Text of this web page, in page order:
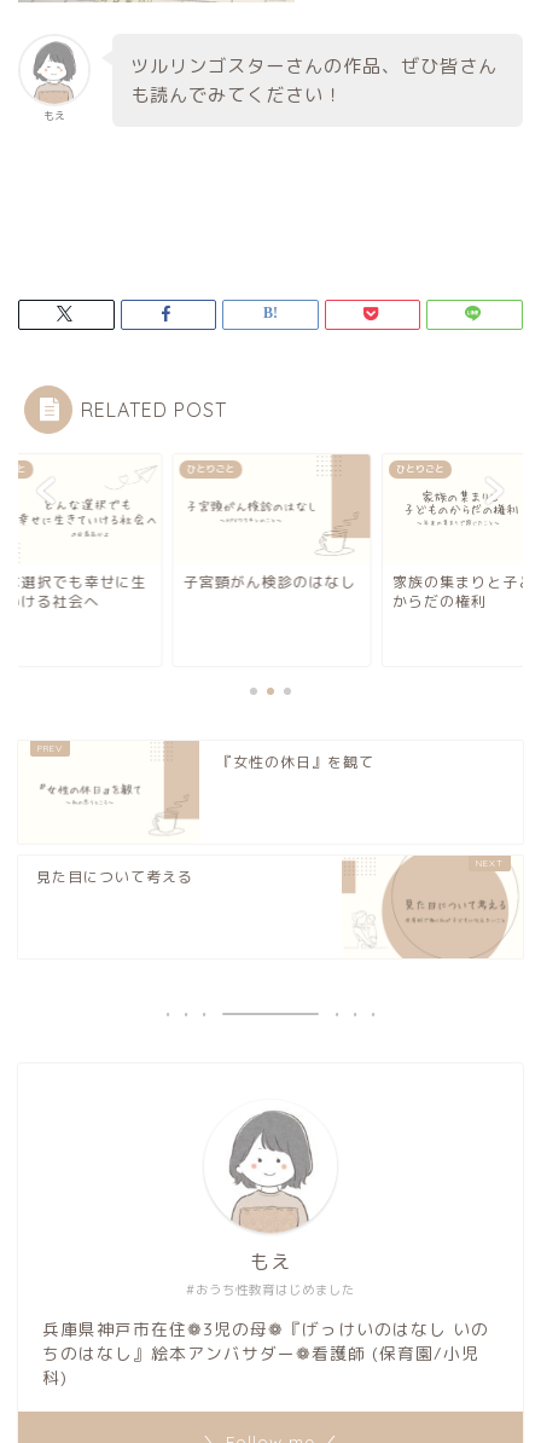
もえ
ツルリンゴスターさんの作品、ぜひ皆さん
も読んでみてください！
RELATED POST
ごと
な選択でも幸せに生
いける社会へ
ひとりごと
子宮頸がん検診のはなし
ひとりごと
家族の集まりと子ど
からだの権利
『女性の休日』を観て
見た目について考える
#おうち性教育はじめました
もえ
兵庫県神戸市在住❁3児の母❁『げっけいのはなし いの
ちのはなし』絵本アンバサダー❁看護師 (保育園/小児
科)